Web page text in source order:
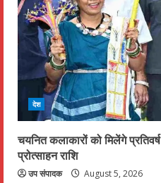
देश
चयनित कलाकारों को मिलेंगे
प्रोत्साहन राशि
उप संपादक August 5, 2026